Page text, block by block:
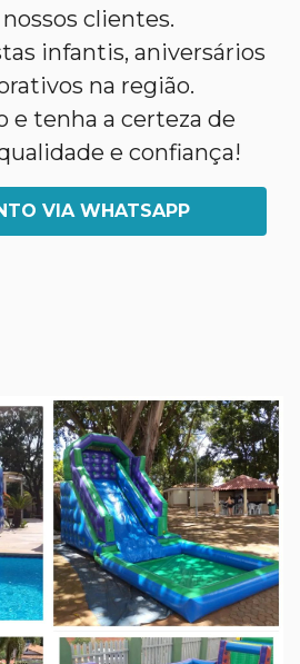
clientes.
infantis, aniversários
na região.
e tenha a certeza de
e confiança!
VIA WHATSAPP